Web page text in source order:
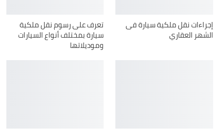
إجراءات نقل ملكية سيارة فى
الشهر العقاري
تعرف على رسوم نقل ملكية
سيارة بمختلف أنواع السيارات
وموديلاتها